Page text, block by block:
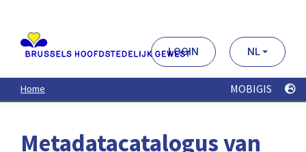
contenu
principal
LOGIN NL
Home MOBIGIS
Metadatacatalogus van